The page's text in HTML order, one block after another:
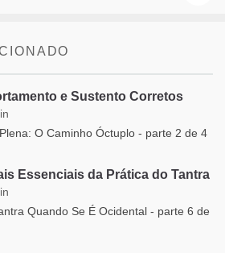
e Sustento Corretos
O Caminho Óctuplo - parte 2 de 4
Essenciais da Prática do Tantra
Quando Se É Ocidental - parte 6 de